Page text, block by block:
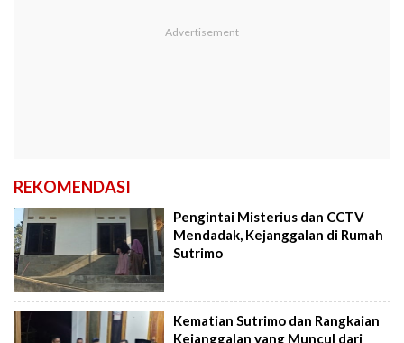
REKOMENDASI
Pengintai Misterius dan CCTV
Mendadak, Kejanggalan di Rumah
Sutrimo
Kematian Sutrimo dan Rangkaian
Kejanggalan yang Muncul dari